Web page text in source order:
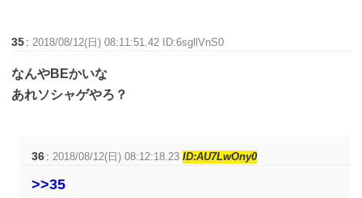
35 :2018/08/12(日) 08:11:51.42 ID:6sgllVnS0
なんやBEかいな
あれソシャゲやろ？
36 :2018/08/12(日) 08:12:18.23ID:AU7LwOny0
>>35